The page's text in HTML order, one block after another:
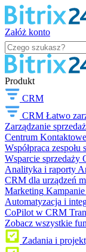
Załóż konto
Produkt
CRM
CRM Łatwo
Zarządzanie
Centrum Kontaktowe
Współpraca zespołu
Wsparcie sprzedaży
Analityka i raporty
CRM dla urządzeń
Marketing
Automatyzacja i
CoPilot w CRM
Zobacz wszystkie
Zadania i